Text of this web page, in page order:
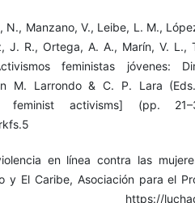
N., Manzano, V., Leibe, L. M.,
J. R., Ortega, A. A., Marín, V. L.,
feministas jóvenes:
M. Larrondo & C. P. Lara
feminist activisms] (pp.
en línea contra las
y El Caribe, Asociación para el
https://